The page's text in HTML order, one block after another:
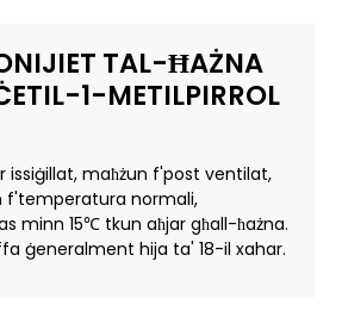
TAL-ĦAŻNA
1-METILPIRROL
issiġillat, maħżun f'post ventilat,
f'temperatura normali,
minn 15℃ tkun aħjar għall-ħażna.
ġeneralment hija ta' 18-il xahar.